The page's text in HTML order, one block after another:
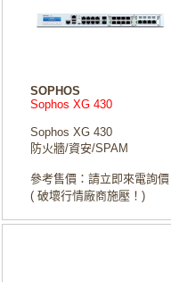
SOPHOS
Sophos XG 430
Sophos XG 430
防火牆/資安/SPAM
參考售價：請立即來電詢價
( 破壞行情廠商施壓！)